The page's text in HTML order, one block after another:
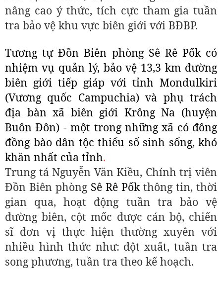
nâng cao ý thức, tích cực tham gia tuần
tra bảo vệ khu vực biên giới với BĐBP.
Tương tự Đồn Biên phòng Sê Rê Pốk có
nhiệm vụ quản lý, bảo vệ 13,3 km đường
biên giới tiếp giáp với tỉnh Mondulkiri
(Vương quốc Campuchia) và phụ trách
địa bàn xã biên giới Krông Na (huyện
Buôn Đôn) - một trong những xã có đông
đồng bào dân tộc thiểu số sinh sống, khó
khăn nhất của tỉnh.
Trung tá Nguyễn Văn Kiều, Chính trị viên
Đồn Biên phòng Sê Rê Pốkthông tin, thời
gian qua, hoạt động tuần tra bảo vệ
đường biên, cột mốc được cán bộ, chiến
sĩ đơn vị thực hiện thường xuyên với
nhiều hình thức như: đột xuất, tuần tra
song phương, tuần tra theo kế hoạch.